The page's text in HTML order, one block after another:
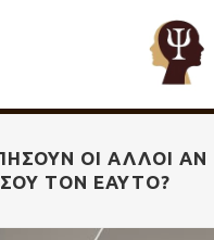
ΟΙ ΆΛΛΟΙ ΑΝ
ΤΟΝ ΕΑΥΤΌ?